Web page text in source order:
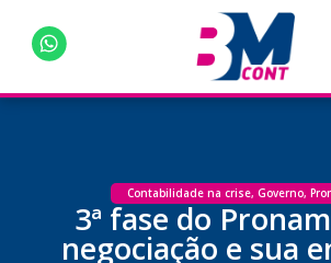
Contabilidade na crise, Governo,
3ª fase do
negociação e sua